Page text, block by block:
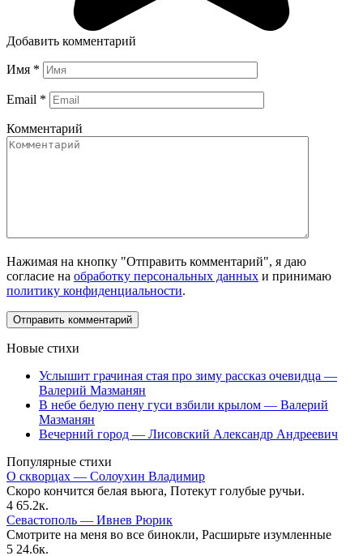
Добавить комментарий
Имя *
Email *
Комментарий
Нажимая на кнопку "Отправить комментарий", я даю
согласие на обработку персональных данных и принимаю
политику конфиденциальности.
Новые стихи
Услышит грачиная стая про зиму рассказ очевидца —
Валерий Мазманян
В небе белую пену гуси взбили крылом — Валерий
Мазманян
Вечерний город — Лисовский Александр Андреевич
Популярные стихи
О скворцах — Солоухин Владимир
Скоро кончится белая вьюга, Потекут голубые ручьи.
4 65.2к.
Севастополь — Ивнев Рюрик
Смотрите на меня во все бинокли, Расширьте изумленные
5 24.6к.